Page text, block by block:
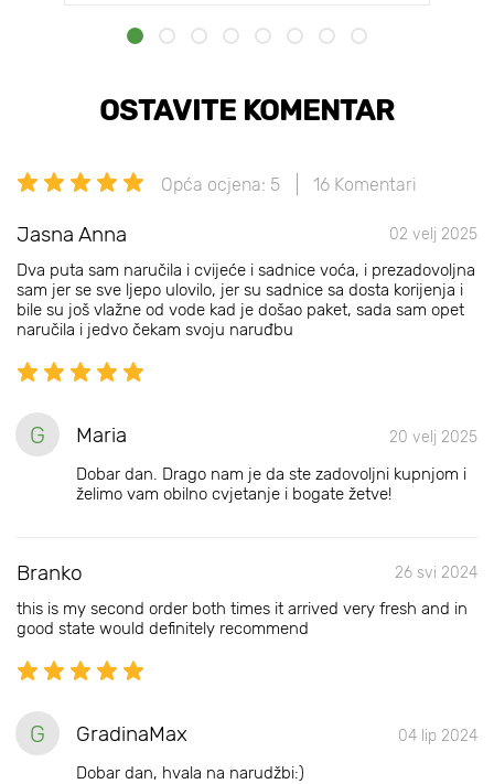
OSTAVITE KOMENTAR
Opća ocjena: 5 16 Komentari
Jasna Anna 02 velj 2025
Dva puta sam naručila i cvijeće i sadnice voća, i prezadovoljna
sam jer se sve ljepo ulovilo, jer su sadnice sa dosta korijenja i
bile su još vlažne od vode kad je došao paket, sada sam opet
naručila i jedvo čekam svoju naruđbu
G Maria 20 velj 2025
Dobar dan. Drago nam je da ste zadovoljni kupnjom i
želimo vam obilno cvjetanje i bogate žetve!
Branko 26 svi 2024
this is my second order both times it arrived very fresh and in
good state would definitely recommend
G GradinaMax 04 lip 2024
Dobar dan, hvala na narudžbi:)